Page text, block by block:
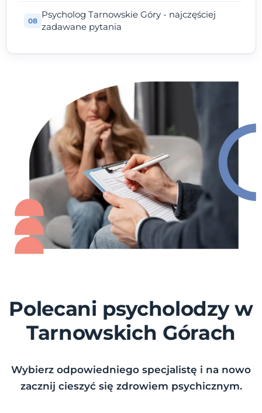
Psycholog Tarnowskie Góry - najczęściej
zadawane pytania
Polecani psycholodzy w
Tarnowskich Górach
Wybierz odpowiedniego specjalistę i na nowo
zacznij cieszyć się zdrowiem psychicznym.